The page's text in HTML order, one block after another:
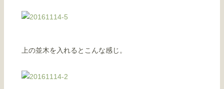
上の並木を入れるとこんな感じ。